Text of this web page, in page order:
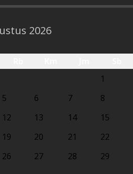
2026
1
5 6 7
8
12 13 14
15
19 20 21
22
26 27 28
29